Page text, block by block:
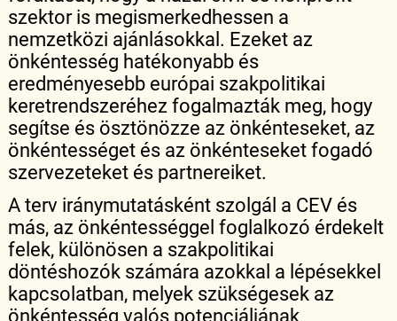
szektor is megismerkedhessen a
nemzetközi ajánlásokkal. Ezeket az
önkéntesség hatékonyabb és
eredményesebb európai szakpolitikai
keretrendszeréhez fogalmazták meg, hogy
segítse és ösztönözze az önkénteseket, az
önkéntességet és az önkénteseket fogadó
szervezeteket és partnereiket.
A terv iránymutatásként szolgál a CEV és
más, az önkéntességgel foglalkozó érdekelt
felek, különösen a szakpolitikai
döntéshozók számára azokkal a lépésekkel
kapcsolatban, melyek szükségesek az
önkéntesség valós potenciáljának